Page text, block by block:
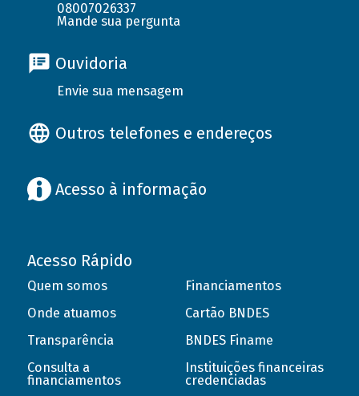
08007026337
Mande sua pergunta
Ouvidoria
Envie sua mensagem
Outros telefones e endereços
Acesso à informação
Acesso Rápido
Quem somos
Onde atuamos
Transparência
Consulta a
financiamentos
Financiamentos
Cartão BNDES
BNDES Finame
Instituições financeiras
credenciadas